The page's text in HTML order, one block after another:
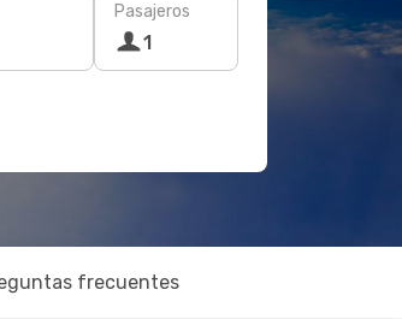
Pasajeros
1
frecuentes